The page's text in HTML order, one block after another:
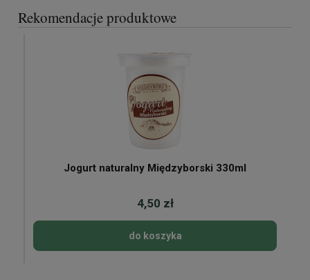
Rekomendacje produktowe
Jogurt naturalny Międzyborski 330ml
4,50 zł
do koszyka